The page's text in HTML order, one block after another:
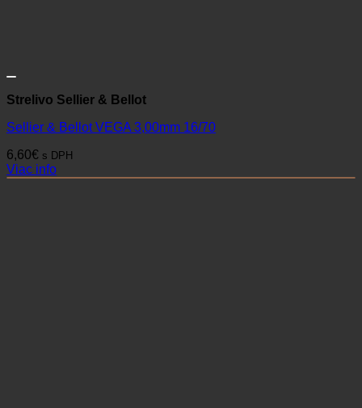
Strelivo Sellier & Bellot
Sellier & Bellot VEGA 3,00mm 16/70
6,60€ s DPH
Viac info